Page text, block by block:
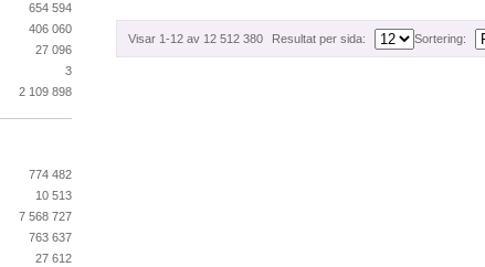
Visar 1-12 av 12 512 380 Resultat per sida: Sortering:
654 594
406 060
27 096
3
2 109 898
774 482
10 513
7 568 727
763 637
27 612